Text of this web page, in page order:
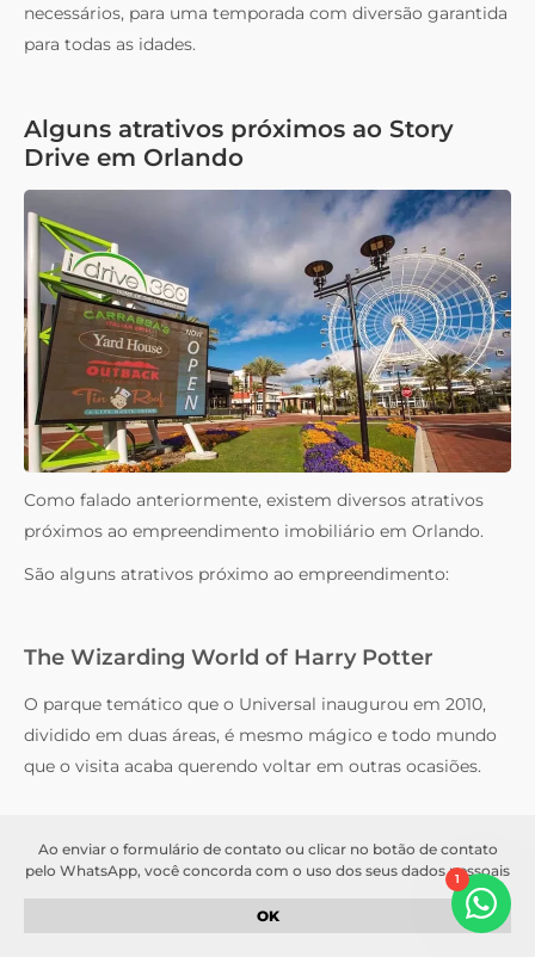
necessários, para uma temporada com diversão garantida
para todas as idades.
Alguns atrativos próximos ao Story
Drive em Orlando
Como falado anteriormente, existem diversos atrativos
próximos ao empreendimento imobiliário em Orlando.
São alguns atrativos próximo ao empreendimento:
The Wizarding World of Harry Potter
O parque temático que o Universal inaugurou em 2010,
dividido em duas áreas, é mesmo mágico e todo mundo
que o visita acaba querendo voltar em outras ocasiões.
Discovery Cove
Você pode nadar com golfinhos e arraias, alimentar
pássaros exóticos com as próprias mãos e se maravilhar
1
Ao enviar o formulário de contato ou clicar no botão de contato
pelo WhatsApp, você concorda com o uso dos seus dados pessoais
para fins de comunicação e atendimento. Seus dados serão
tratados de acordo com a nossapolítica de privacidade
. Garantimos
que suas informações serão mantidas em sigilo e não serão
OK